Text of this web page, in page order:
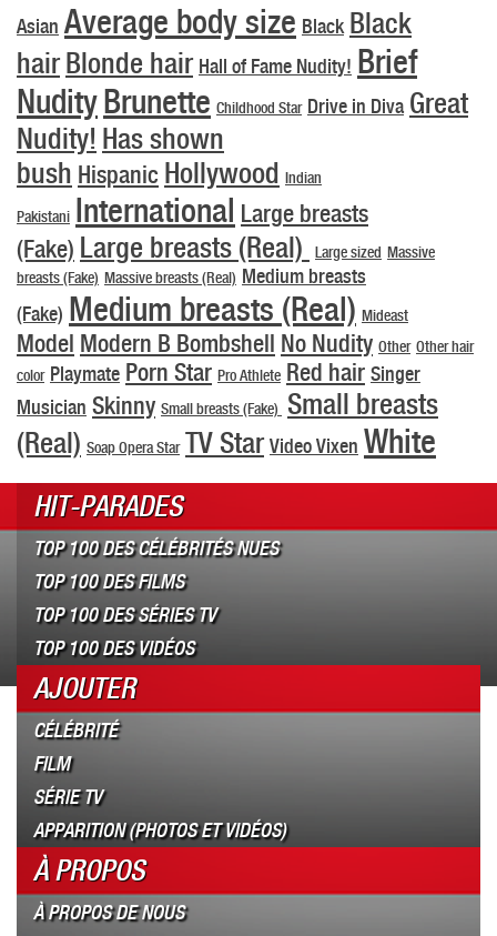
Asian Average body size Black Black
hairBlonde hair Hall of Fame Nudity! Brief
NudityBrunette Childhood Star Drive in Diva Great
Nudity! Has shown
bush Hispanic Hollywood Indian
Pakistani International Large breasts
(Fake) Large breasts (Real) Large sized Massive
breasts (Fake) Massive breasts (Real) Medium breasts
(Fake) Medium breasts (Real) Mideast
Model Modern B Bombshell No Nudity Other Other hair
color Playmate Porn Star Pro Athlete Red hair Singer
Musician Skinny Small breasts (Fake) Small breasts
(Real) Soap Opera Star TV Star Video Vixen White
HIT-PARADES
TOP 100 DES CÉLÉBRITÉS NUES
TOP 100 DES FILMS
TOP 100 DES SÉRIES TV
TOP 100 DES VIDÉOS
AJOUTER
CÉLÉBRITÉ
FILM
SÉRIE TV
APPARITION (PHOTOS ET VIDÉOS)
À PROPOS
À PROPOS DE NOUS